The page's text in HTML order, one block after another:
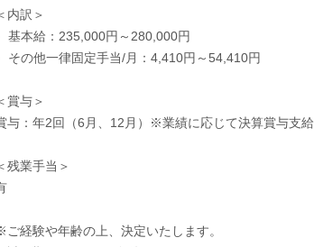
内訳＞
基本給：235,000円～280,000円
その他一律固定手当/月：4,410円～54,410円
賞与＞
与：年2回（6月、12月）※業績に応じて決算賞与支給
残業手当＞
ご経験や年齢の上、決定いたします。